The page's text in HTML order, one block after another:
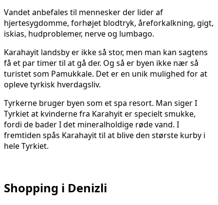
Vandet anbefales til mennesker der lider af
hjertesygdomme, forhøjet blodtryk, åreforkalkning, gigt,
iskias, hudproblemer, nerve og lumbago.
Karahayit landsby er ikke så stor, men man kan sagtens
få et par timer til at gå der. Og så er byen ikke nær så
turistet som Pamukkale. Det er en unik mulighed for at
opleve tyrkisk hverdagsliv.
Tyrkerne bruger byen som et spa resort. Man siger I
Tyrkiet at kvinderne fra Karahyit er specielt smukke,
fordi de bader I det mineralholdige røde vand. I
fremtiden spås Karahayit til at blive den største kurby i
hele Tyrkiet.
Shopping i Denizli